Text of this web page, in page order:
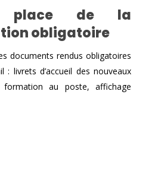
place de la
obligatoire
documents rendus obligatoires
livrets d’accueil des nouveaux
au poste, affichage